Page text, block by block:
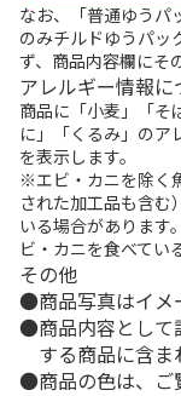
なお、「普通ゆうパ
のみチルドゆうパッ
ず、商品内容欄にそ
アレルギー情報に
商品に「小麦」「そ
に」「くるみ」のア
を表示します。
※エビ・カニを除く
された加工品も含む
いる場合があります
ビ・カニを食べてい
その他
商品写真はイメ
商品内容とし
する商品に含ま
商品の色は、